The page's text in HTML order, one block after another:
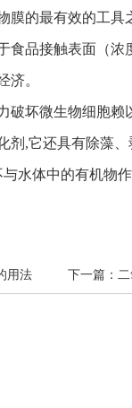
膜的最有效的工
食品接触表面（
济。
破坏微生物细胞
剂,它还具有除藻
水体中的有机物
用法 下一篇：